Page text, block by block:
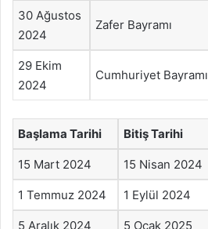
30 Ağustos
2024
Zafer Bayramı
29 Ekim
2024
Cumhuriyet Bayramı
Başlama Tarihi Bitiş Tarihi
15 Mart 2024 15 Nisan 2024
1 Temmuz 2024 1 Eylül 2024
5 Aralık 2024 5 Ocak 2025